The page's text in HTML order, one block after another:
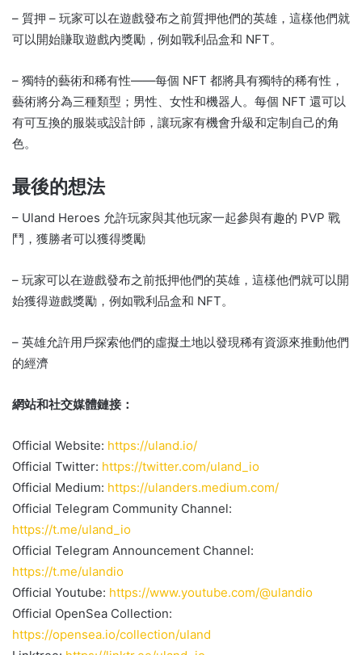
– 質押 – 玩家可以在遊戲發布之前質押他們的英雄，這樣他們就
可以開始賺取遊戲內獎勵，例如戰利品盒和 NFT。
– 獨特的藝術和稀有性——每個 NFT 都將具有獨特的稀有性，
藝術將分為三種類型； 男性、女性和機器人。 每個 NFT 還可以
有可互換的服裝或設計師，讓玩家有機會升級和定制自己的角
色。
最後的想法
– Uland Heroes 允許玩家與其他玩家一起參與有趣的 PVP 戰
鬥，獲勝者可以獲得獎勵
– 玩家可以在遊戲發布之前抵押他們的英雄，這樣他們就可以開
始獲得遊戲獎勵，例如戰利品盒和 NFT。
– 英雄允許用戶探索他們的虛擬土地以發現稀有資源來推動他們
的經濟
網站和社交媒體鏈接：
Official Website: https://uland.io/
Official Twitter: https://twitter.com/uland_io
Official Medium: https://ulanders.medium.com/
Official Telegram Community Channel:
https://t.me/uland_io
Official Telegram Announcement Channel:
https://t.me/ulandio
Official Youtube: https://www.youtube.com/@ulandio
Official OpenSea Collection:
https://opensea.io/collection/uland